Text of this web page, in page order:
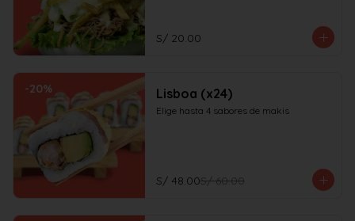
S/ 20.00
-20% Lisboa (x24)
Elige hasta 4 sabores de makis
S/ 48.00S/ 60.00